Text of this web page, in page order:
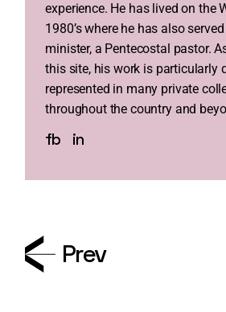
experience. He has lived on the
1980’s where he has also
minister, a Pentecostal pastor.
this site, his work is particularly
represented in many private
throughout the country and
fb in
Prev